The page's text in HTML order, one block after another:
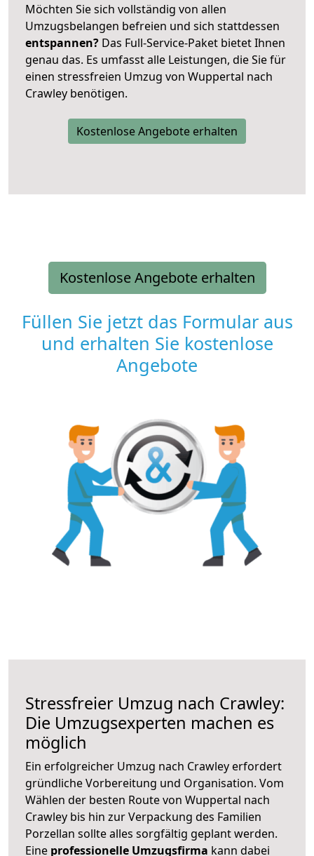
Möchten Sie sich vollständig von allen
Umzugsbelangen befreien und sich stattdessen
entspannen? Das Full-Service-Paket bietet Ihnen
genau das. Es umfasst alle Leistungen, die Sie für
einen stressfreien Umzug von Wuppertal nach
Crawley benötigen.
Kostenlose Angebote erhalten
Kostenlose Angebote erhalten
Füllen Sie jetzt das Formular aus
und erhalten Sie kostenlose
Angebote
Stressfreier Umzug nach Crawley:
Die Umzugsexperten machen es
möglich
Ein erfolgreicher Umzug nach Crawley erfordert
gründliche Vorbereitung und Organisation. Vom
Wählen der besten Route von Wuppertal nach
Crawley bis hin zur Verpackung des Familien
Porzellan sollte alles sorgfältig geplant werden.
Eine professionelle Umzugsfirma kann dabei